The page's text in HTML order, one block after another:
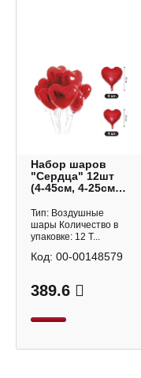
Набор шаров
"Сердца" 12шт
(4-45см, 4-25см,
красный
0994.897 Арт
Дизайн
Тип: Воздушные
шары Количество в
упаковке: 12 Т...
389.6
Код: 00-00148579